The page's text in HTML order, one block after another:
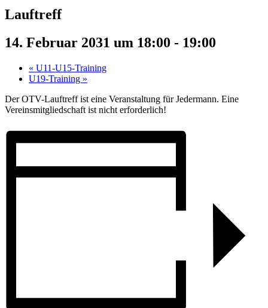
Lauftreff
14. Februar 2031 um 18:00 - 19:00
« U11-U15-Training
U19-Training »
Der OTV-Lauftreff ist eine Veranstaltung für Jedermann. Eine
Vereinsmitgliedschaft ist nicht erforderlich!